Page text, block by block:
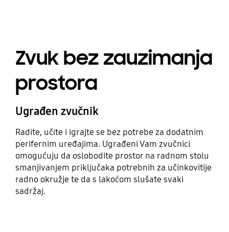
Zvuk bez zauzimanja
prostora
Ugrađen zvučnik
Radite, učite i igrajte se bez potrebe za dodatnim
perifernim uređajima. Ugrađeni Vam zvučnici
omogućuju da oslobodite prostor na radnom stolu
smanjivanjem priključaka potrebnih za učinkovitije
radno okružje te da s lakoćom slušate svaki
sadržaj.